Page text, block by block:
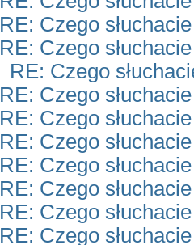
RE: Czego
RE: Czego
RE: Czego
RE: Czego
RE: Czego
RE: Czego
RE: Czego
RE: Czego
RE: Czego
RE: Czego